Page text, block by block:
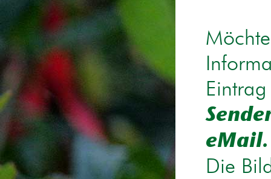
eMail.
Die